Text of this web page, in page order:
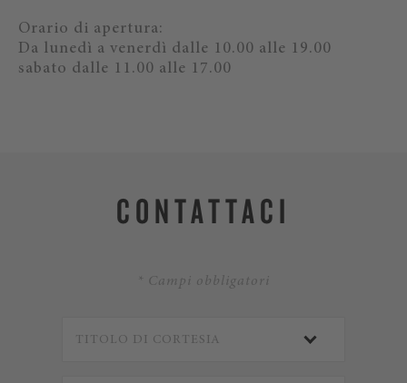
Orario di apertura:
Da lunedì a venerdì dalle 10.00 alle 19.00
sabato dalle 11.00 alle 17.00
CONTATTACI
* Campi obbligatori